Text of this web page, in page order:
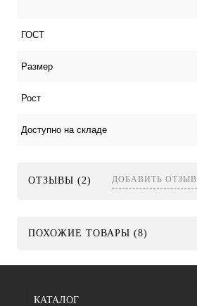
ГОСТ
Размер
Рост
Доступно на складе
ОТЗЫВЫ (2) ДОБАВИТЬ ОТЗЫВ
ПОХОЖИЕ ТОВАРЫ (8)
КАТАЛОГ